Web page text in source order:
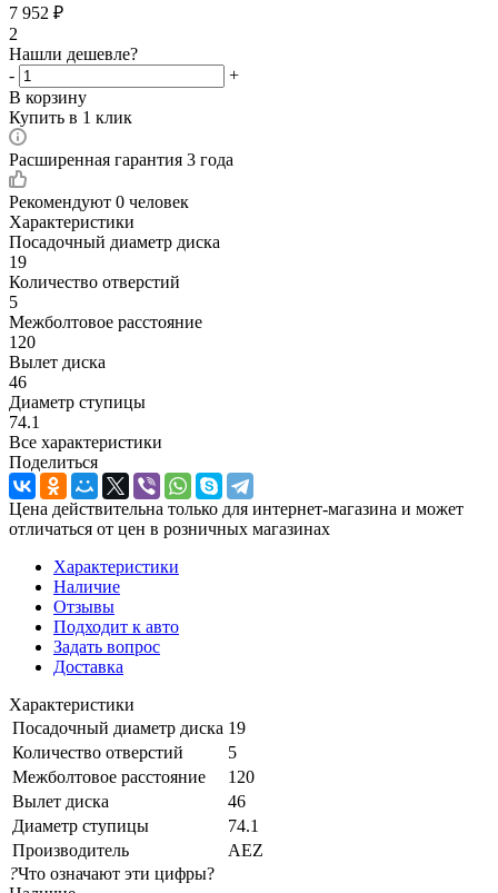
7 952 ₽
2
Нашли дешевле?
-
+
В корзину
Купить в 1 клик
Расширенная гарантия 3 года
Рекомендуют 0 человек
Характеристики
Посадочный диаметр диска
19
Количество отверстий
5
Межболтовое расстояние
120
Вылет диска
46
Диаметр ступицы
74.1
Все характеристики
Поделиться
Цена действительна только для интернет-магазина и может
отличаться от цен в розничных магазинах
Характеристики
Наличие
Отзывы
Подходит к авто
Задать вопрос
Доставка
Характеристики
Посадочный диаметр диска 19
Количество отверстий
5
Межболтовое расстояние
120
Вылет диска
46
Диаметр ступицы
74.1
Производитель
AEZ
?Что означают эти цифры?